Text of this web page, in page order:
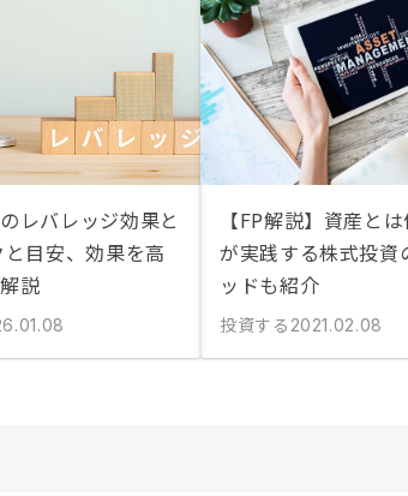
レバレッジ効果と
目安、効果を高
説
【FP解説】資産と
が実践する株式投資
ッドも紹介
投資する 2021.02.08